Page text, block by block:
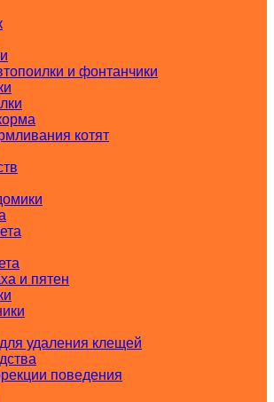
и фонтанчики
котят
и пятен
удаления клещей
поведения